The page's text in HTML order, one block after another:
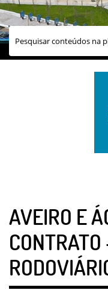
links úteis
AVEIRO E